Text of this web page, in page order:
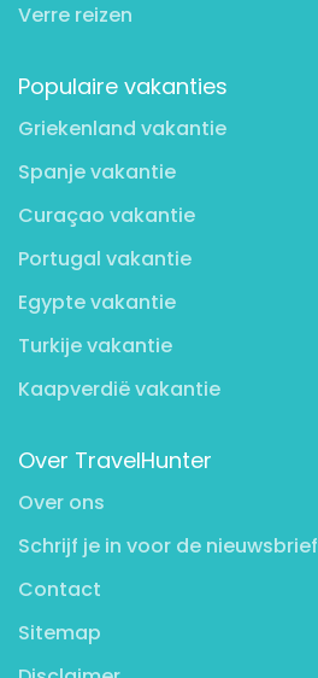
Verre reizen
Populaire vakanties
Griekenland vakantie
Spanje vakantie
Curaçao vakantie
Portugal vakantie
Egypte vakantie
Turkije vakantie
Kaapverdië vakantie
Over TravelHunter
Over ons
Schrijf je in voor de nieuwsbrief
Contact
Sitemap